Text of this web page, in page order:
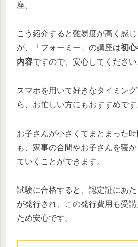
座。
こう紹介すると難易度が高く感
が、「フォーミー」の講座は初
内容ですので、安心してください
スマホを用いて好きなタイミン
ら、お忙しい方にもおすすめです
お子さんが小さくてまとまった
も、家事の合間やお子さんを寝
ていくことができます。
試験に合格すると、認定証にあた
が発行され、この発行費用も受
ため安心です。